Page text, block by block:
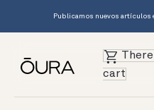
Publicamos nuevos artículos
cart